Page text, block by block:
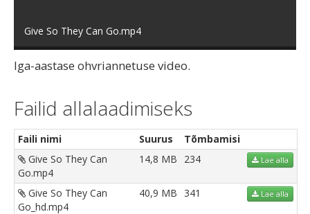
Give So They Can Go.mp4
Iga-aastase ohvriannetuse video.
Failid allalaadimiseks
Faili nimi Suurus
Tõmbamisi
Give So They Can
Go.mp4
14,8 MB 234 Lae alla
Give So They Can
Go_hd.mp4
40,9 MB 341 Lae alla